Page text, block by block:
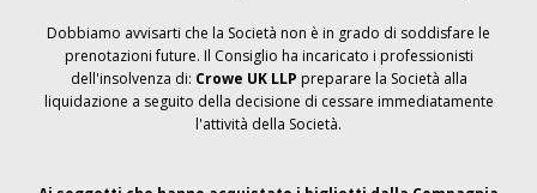
Dobbiamo avvisarti che la Società non è in grado di soddisfare le
prenotazioni future. Il Consiglio ha incaricato i professionisti
dell'insolvenza di: Crowe UK LLP preparare la Società alla
liquidazione a seguito della decisione di cessare immediatamente
l'attività della Società.